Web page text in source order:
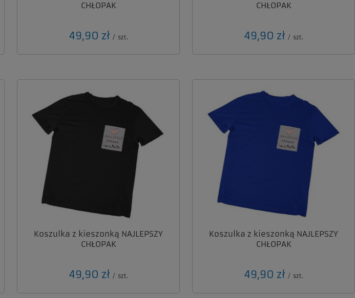
CHŁOPAK
49,90 zł / szt.
CHŁOPAK
49,90 zł / szt.
Koszulka z kieszonką NAJLEPSZY
CHŁOPAK
49,90 zł / szt.
Koszulka z kieszonką NAJLEPSZY
CHŁOPAK
49,90 zł / szt.